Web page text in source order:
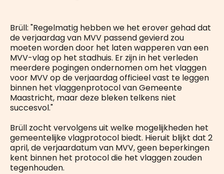
Brüll: "Regelmatig hebben we het erover gehad dat
de verjaardag van MVV passend gevierd zou
moeten worden door het laten wapperen van een
MVV-vlag op het stadhuis. Er zijn in het verleden
meerdere pogingen ondernomen om het vlaggen
voor MVV op de verjaardag officieel vast te leggen
binnen het vlaggenprotocol van Gemeente
Maastricht, maar deze bleken telkens niet
succesvol."
Brüll zocht vervolgens uit welke mogelijkheden het
gemeentelijke vlagprotocol biedt. Hieruit blijkt dat 2
april, de verjaardatum van MVV, geen beperkingen
kent binnen het protocol die het vlaggen zouden
tegenhouden.